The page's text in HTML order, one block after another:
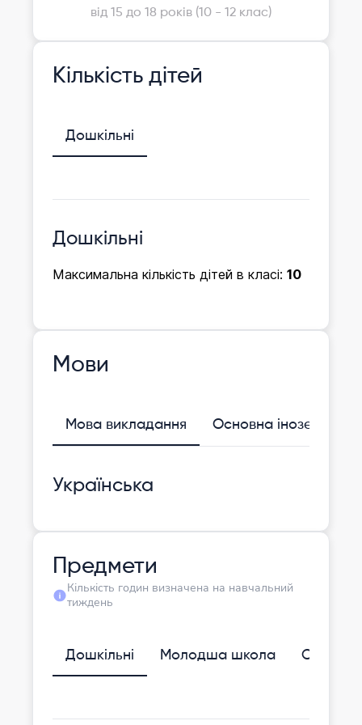
від 15 до 18 років (10 - 12 клас)
Кількість дітей
Дошкільні
Дошкільні
Максимальна кількість дітей в класі: 10
Мови
Мова викладання Основна іноземна
Українська
Предмети
Кількість годин визначена на навчальний
тиждень
Дошкільні Молодша школа